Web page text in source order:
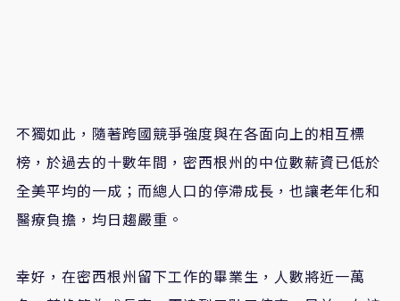
不獨如此，隨著跨國競爭強度與在各面向上的相互標
榜，於過去的十數年間，密西根州的中位數薪資已低於
全美平均的一成；而總人口的停滯成長，也讓老年化和
醫療負擔，均日趨嚴重。
幸好，在密西根州留下工作的畢業生，人數將近一萬